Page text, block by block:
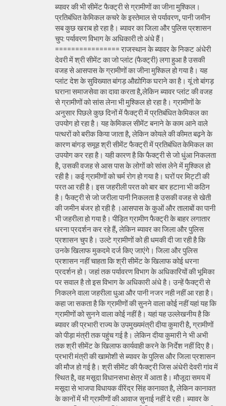
ब्यावर की भी सीमेंट फैक्ट्री से ग्रामीणों का जीना मुश्किल।
प्रतिबंधित केमिकल कचरे के इस्तेमाल से पर्यावरण, पानी जमीन
सब कुछ खराब हो रहा है। ब्यावर का जिला और पुलिस प्रशासन
चुप: पर्यावरण विभाग के अधिकारी तो अंधे हैं।
================ राजस्थान के ब्यावर के निकट अंधेरी
देवरी में श्री सीमेंट का जो प्लांट (फैक्ट्री) लगा हुआ है उसकी
वजह से आसपास के ग्रामीणों का जीना मुश्किल हो गया है। यह
प्लांट देश के सुविख्यात बांगड़ औद्योगिक घराने का है। यूं तो बांगड़
घराना समाजसेवा का दावा करता है,लेकिन ब्यावर प्लांट की वजह
से ग्रामीणों को सांस लेना भी मुश्किल हो रहा है। ग्रामीणों के
अनुसार पिछले कुछ दिनों में फैक्ट्री में प्रतिबंधित केमिकल का
उपयोग हो रहा है। यह केमिकल सीमेंट बनाने के काम आने वाले
पत्थरों को बरीक किया जाता है, लेकिन कोयले की कीमत बढ़ने के
कारण बांगड़ समूह श्री सीमेंट फैक्ट्री में प्रतिबंधित केमिकल का
उपयोग कर रहा है। यही कारण है कि फैक्ट्री से जो धुंआ निकलता
है, उसकी वजह से आस पास के लोगों को सांस लेने में मुश्किल हो
रही है। कई ग्रामीणों को चर्म रोग हो गया है। घरों पर मिट्टी की
परत आ रही है। इस जहरीली परत को बार बार हटाना भी कठिन
है। फैक्ट्री से जो जरीला पानी निकलता है उसकी वजह से खेती
की जमीन बंजर हो रही है ।आसपास के कुओं और तालाबों का पानी
भी जहरीला हो गया है। पीड़ित ग्रामीण फैक्ट्री के बाहर लगातार
धरना प्रदर्शन कर रहे हैं, लेकिन ब्यावर का जिला और पुलिस
प्रशासन चुप है। उल्टे ग्रामीणों को ही धमकी दी जा रही है कि
उनके खिलाफ मुकदमे दर्ज किए जाएंगे। जिला और पुलिस
प्रशासन नहीं चाहता कि श्री सीमेंट के खिलाफ कोई धरना
प्रदर्शन हो। जहां तक पर्यावरण विभाग के अधिकारियों की भूमिका
पर सवाल है तो इस विभाग के अधिकारी अंधे है। उन्हें फैक्ट्री से
निकलने वाला जहरीला धुआ और पानी नजर नही नहीं आ रहा है।
कहा जा सकता है कि ग्रामीणों की सुनने वाला कोई नहीं यहां यह कि
ग्रामीणों को सुनने वाला कोई नहीं है। यहां यह उल्लेखनीय है कि
ब्यावर की प्रभारी राज्य के उपमुख्यमंत्री दीया कुमारी है, ग्रामीणों
को पीड़ा मंत्री तक पहुंच गई है। लेकिन दीया कुमारी ने भी अभी
तक श्री सीमेंट के खिलाफ कार्यवाही करने के निर्देश नहीं दिए है।
प्रभारी मंत्री की खामोशी से ब्यावर के पुलिस और जिला प्रशासन
की मौज हो गई है। श्री सीमेंट की फैक्ट्री जिस अंधेरी देवरी गांव में
स्थित है, वह मसूदा विधानसभा क्षेत्र में आता है। मौजूदा समय में
मसूदा से भाजपा विधायक वीरेंद्र सिंह कानावत है, लेकिन कानावत
के कानों में भी ग्रामीणों की आवाज सुनाई नहीं दे रही। ब्यावर के